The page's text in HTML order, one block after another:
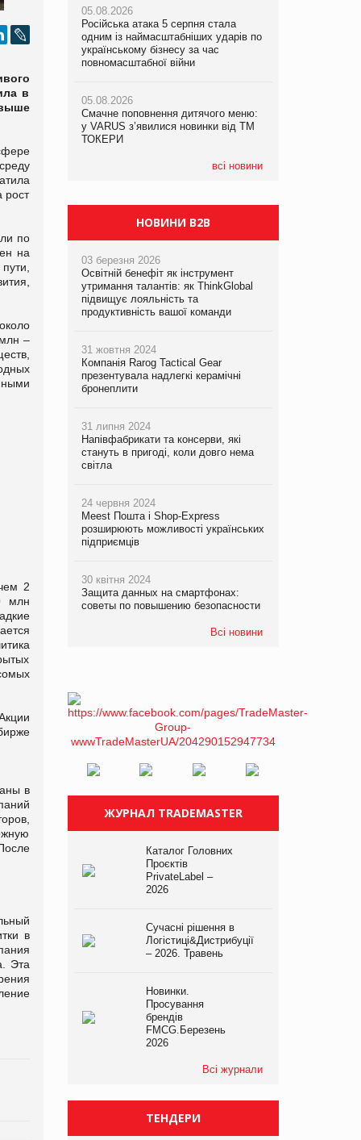
в
рост
по
на
–
2
млн
в
в
Эта
05.08.2026
Російська атака 5 серпня стала
одним із наймасштабніших ударів по
українському бізнесу за час
повномасштабної війни
05.08.2026
Смачне поповнення дитячого меню:
у VARUS з’явилися новинки від ТМ
ТОКЕРИ
всі новини
рекламі екологічних продуктів
05.08.2026
AstraZeneca обговорює найбільшу
рекламі екологічних продуктів
05.08.2026
AstraZeneca обговорює найбільшу
НОВИНИ B2B
03 березня 2026
Освітній бенефіт як інструмент
утримання талантів: як ThinkGlobal
підвищує лояльність та
продуктивність вашої команди
31 жовтня 2024
Компанія Rarog Tactical Gear
презентувала надлегкі керамічні
бронеплити
31 липня 2024
Напівфабрикати та консерви, які
стануть в пригоді, коли довго нема
світла
24 червня 2024
Meest Пошта і Shop-Express
розширюють можливості українських
підприємців
30 квітня 2024
Защита данных на смартфонах:
советы по повышению безопасности
Всі новини
ЖУРНАЛ TRADEMASTER
Каталог Головних
Проєктів
PrivateLabel –
2026
Сучасні рішення в
Логістиці&Дистрибуції
– 2026. Травень
Новинки.
Просування
брендів
FMCG.Березень
2026
Всі журнали
ТЕНДЕРИ